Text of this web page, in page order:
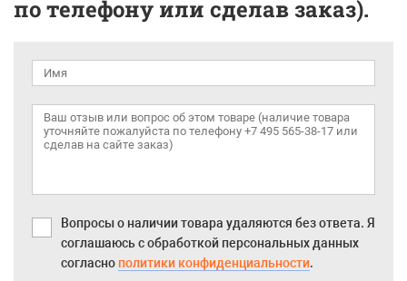
по телефону или сделав заказ).
Вопросы о наличии товара удаляются без ответа. Я
соглашаюсь с обработкой персональных данных
согласно политики конфиденциальности.